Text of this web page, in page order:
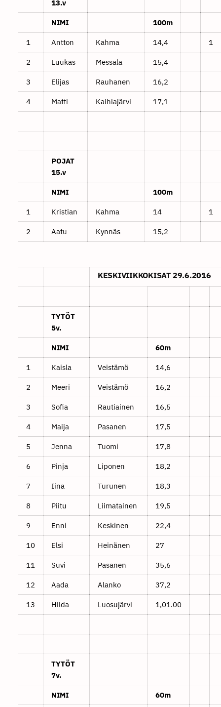
13.v
NIMI 100m
1 Antton Kahma 14,4 1
2 Luukas Messala 15,4
3 Elijas Rauhanen 16,2
4 Matti Kaihlajärvi 17,1
POJAT
15.v
NIMI 100m
1 Kristian Kahma 14 1
2 Aatu Kynnäs 15,2
KESKIVIIKKOKISAT 29.6.2016
TYTÖT
5v.
NIMI 60m
1 Kaisla Veistämö 14,6
2 Meeri Veistämö 16,2
3 Sofia Rautiainen 16,5
4 Maija Pasanen 17,5
5 Jenna Tuomi 17,8
6 Pinja Liponen 18,2
7 Iina Turunen 18,3
8 Piitu Liimatainen 19,5
9 Enni Keskinen 22,4
10 Elsi Heinänen 27
11 Suvi Pasanen 35,6
12 Aada Alanko 37,2
13 Hilda Luosujärvi 1,01.00
TYTÖT
7v.
NIMI 60m